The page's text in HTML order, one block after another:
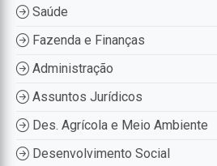
Saúde
Fazenda e Finanças
Administração
Assuntos Jurídicos
Des. Agrícola e Meio Ambiente
Desenvolvimento Social